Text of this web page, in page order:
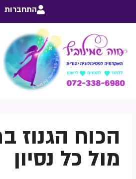
התחברות
הכוח הגנוז
מול כל נסיון